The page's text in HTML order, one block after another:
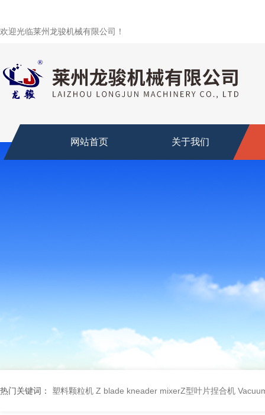
欢迎光临莱州龙骏机械有限公司！
网站首页 关于我们
热门关键词： 塑料颗粒机 Z blade kneader mixerZ型叶片捏合机